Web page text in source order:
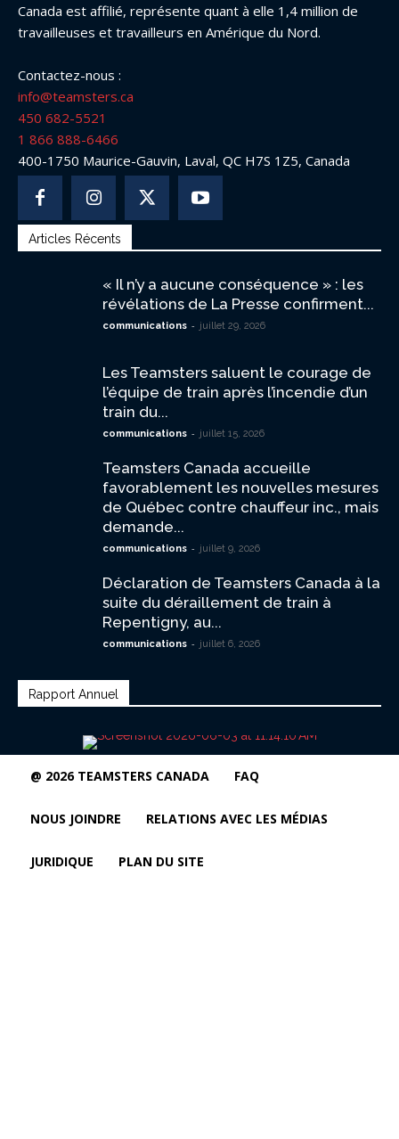
Canada est affilié, représente quant à elle 1,4 million de
travailleuses et travailleurs en Amérique du Nord.
Contactez-nous :
info@teamsters.ca
450 682-5521
1 866 888-6466
400-1750 Maurice-Gauvin, Laval, QC H7S 1Z5, Canada
Articles Récents
« Il n’y a aucune conséquence » : les
révélations de La Presse confirment...
communications - juillet 29, 2026
Les Teamsters saluent le courage de
l’équipe de train après l’incendie d’un
train du...
communications - juillet 15, 2026
Teamsters Canada accueille
favorablement les nouvelles mesures
de Québec contre chauffeur inc., mais
demande...
communications - juillet 9, 2026
Déclaration de Teamsters Canada à la
suite du déraillement de train à
Repentigny, au...
communications - juillet 6, 2026
Rapport Annuel
@ 2026 TEAMSTERS CANADA FAQ
NOUS JOINDRE RELATIONS AVEC LES MÉDIAS
JURIDIQUE PLAN DU SITE